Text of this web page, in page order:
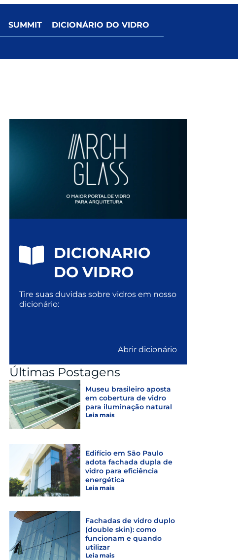
SUMMIT DICIONÁRIO DO VIDRO
DICIONARIO
DO VIDRO
Tire suas duvidas sobre vidros em nosso
dicionário:
Abrir dicionário
Últimas Postagens
Museu brasileiro aposta
em cobertura de vidro
para iluminação natural
Leia mais
Edifício em São Paulo
adota fachada dupla de
vidro para eficiência
energética
Leia mais
Fachadas de vidro duplo
(double skin): como
funcionam e quando
utilizar
Leia mais